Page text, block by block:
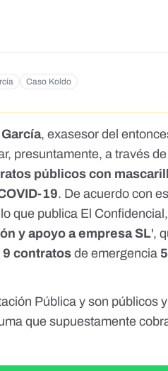
Caso Koldo
, exasesor del
presuntamente, a través de
públicos con
19. De acuerdo con
que publica El Confidencial ,
y apoyo a empresa SL',
9contratos de emergencia
Pública y son públicos y
que supuestamente